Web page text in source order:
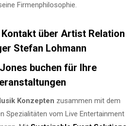
Firmenphilosophie.
über Artist Relation
Stefan Lohmann
buchen für Ihre
Konzepten zusammen mit dem
Spezialitäten vom Live Entertainment